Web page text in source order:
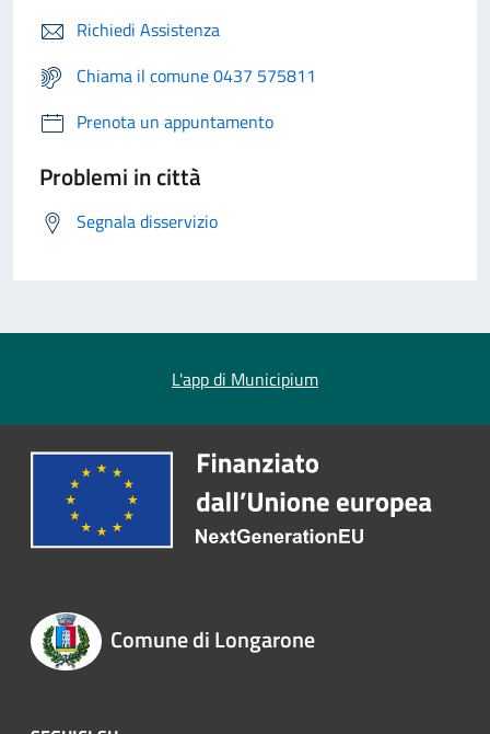
Richiedi Assistenza
Chiama il comune 0437 575811
Prenota un appuntamento
Problemi in città
Segnala disservizio
L'app di Municipium
Comune di Longarone